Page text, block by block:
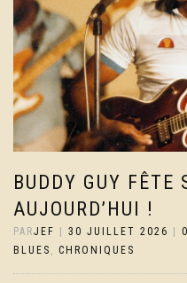
BUDDY GUY FÊTE
AUJOURD’HUI !
PARJEF | 30 JUILLET 2026 |
BLUES
CHRONIQUES